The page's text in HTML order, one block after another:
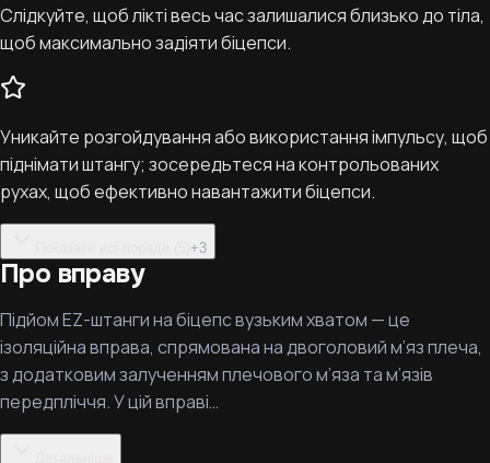
Слідкуйте, щоб лікті весь час залишалися близько до тіла,
щоб максимально задіяти біцепси.
Уникайте розгойдування або використання імпульсу, щоб
піднімати штангу; зосередьтеся на контрольованих
рухах, щоб ефективно навантажити біцепси.
+3
Про вправу
Підйом EZ-штанги на біцепс вузьким хватом — це
ізоляційна вправа, спрямована на двоголовий м’яз плеча,
з додатковим залученням плечового м’яза та м’язів
передпліччя. У цій вправі…